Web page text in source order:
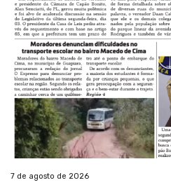
7 de agosto de 2026